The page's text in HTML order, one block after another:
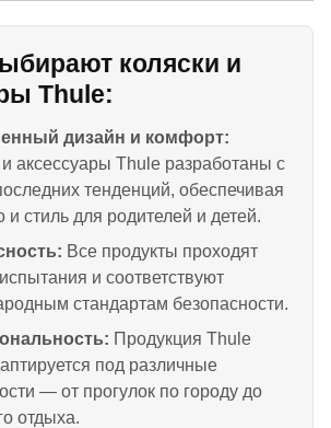
коляски и
Thule:
дизайн и комфорт:
и аксессуары Thule разработаны с
тенденций, обеспечивая
и стиль для родителей и детей.
Все продукты проходят
и соответствуют
стандартам безопасности.
Продукция Thule
под различные
— от прогулок по городу до
отдыха.